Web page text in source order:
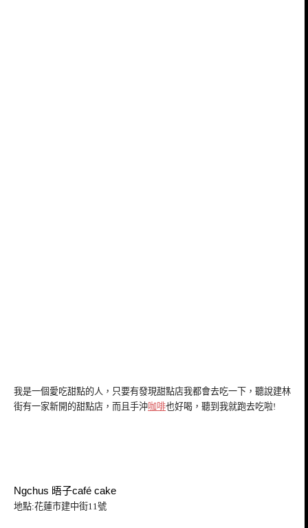
我是一個愛吃甜點的人，只要有發現甜點店我都會去吃一下，聽說建林
街有一家新開的甜點店，而且手沖咖啡也好喝，聽到我就跑去吃啦!
Ngchus 晤子café cake
地點:花蓮市建中街11號